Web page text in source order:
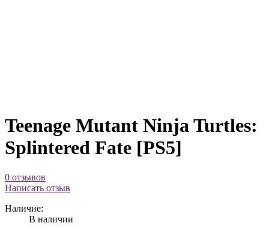
Teenage Mutant Ninja Turtles:
Splintered Fate [PS5]
0 отзывов
Написать отзыв
Наличие:
В наличии